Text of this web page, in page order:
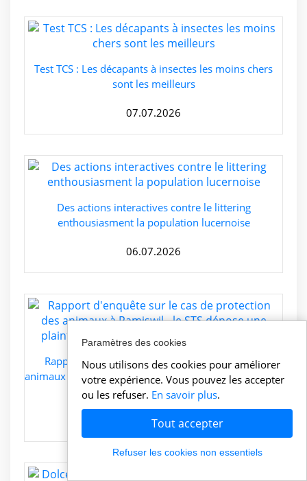
Test TCS : Les décapants à insectes les moins chers
sont les meilleurs
07.07.2026
Des actions interactives contre le littering
enthousiasment la population lucernoise
06.07.2026
Rapport d'enquête sur le cas de protection des
animaux à Ramiswil - le STS dépose une plainte pénale
pour les abattages de chiens
06.07.2026
Paramètres des cookies
Nous utilisons des cookies pour améliorer
votre expérience. Vous pouvez les accepter
ou les refuser. En savoir plus.
Tout accepter
Refuser les cookies non essentiels